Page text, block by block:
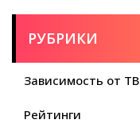
РУБРИКИ
Зависимость от ТВ
Рейтинги